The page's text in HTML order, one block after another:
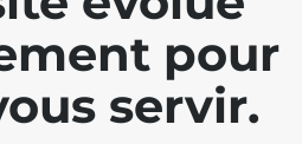
pour
servir.